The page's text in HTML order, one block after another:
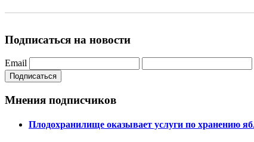
Подписаться на новости
Email
Подписаться
Мнения подписчиков
Плодохранилище оказывает услуги по хранению